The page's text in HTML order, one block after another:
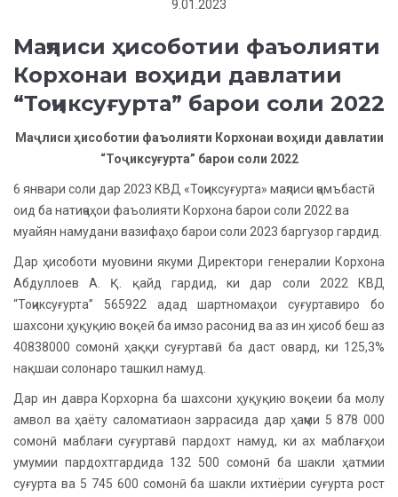
9.01.2023
Маҷлиси ҳисоботии фаъолияти
Корхонаи воҳиди давлатии
“Тоҷиксуғурта” барои соли 2022
Маҷлиси ҳисоботии фаъолияти Корхонаи воҳиди давлатии
“Тоҷиксуғурта” барои соли 2022
6 январи соли дар 2023 КВД «Тоҷиксуғурта» маҷлиси ҷамъбастӣ
оид ба натиҷаҳои фаъолияти Корхона барои соли 2022 ва
муайян намудани вазифаҳо барои соли 2023 баргузор гардид.
Дар ҳисоботи муовини якуми Директори генералии Корхона
Абдуллоев А. Қ. қайд гардид, ки дар соли 2022 КВД
“Тоҷиксуғурта” 565922 адад шартномаҳои суғуртавиро бо
шахсони ҳуқуқию воқеӣ ба имзо расонид ва аз ин ҳисоб беш аз
40838000 сомонӣ ҳаққи суғуртавӣ ба даст овард, ки 125,3%
нақшаи солонаро ташкил намуд.
Дар ин давра Корхорна ба шахсони ҳуқуқию воқеии ба молу
амвол ва ҳаёту саломатиаон заррасида дар ҳаҷми 5 878 000
сомонӣ маблағи суғуртавӣ пардохт намуд, ки ах маблағҳои
умумии пардохтгардида 132 500 сомонӣ ба шакли ҳатмии
суғурта ва 5 745 600 сомонӣ ба шакли ихтиёрии суғурта рост